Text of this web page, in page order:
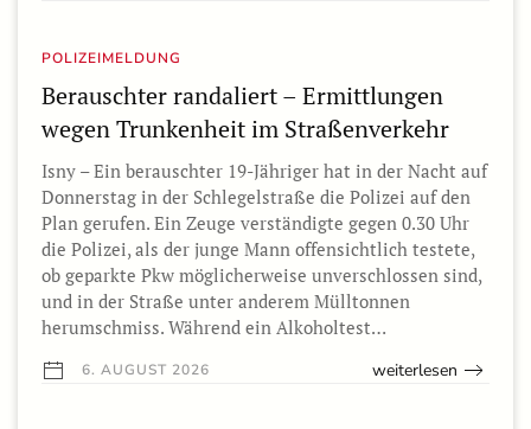
POLIZEIMELDUNG
Berauschter randaliert – Ermittlungen
wegen Trunkenheit im Straßenverkehr
Isny – Ein berauschter 19-Jähriger hat in der Nacht auf
Donnerstag in der Schlegelstraße die Polizei auf den
Plan gerufen. Ein Zeuge verständigte gegen 0.30 Uhr
die Polizei, als der junge Mann offensichtlich testete,
ob geparkte Pkw möglicherweise unverschlossen sind,
und in der Straße unter anderem Mülltonnen
herumschmiss. Während ein Alkoholtest…
6. AUGUST 2026 weiterlesen